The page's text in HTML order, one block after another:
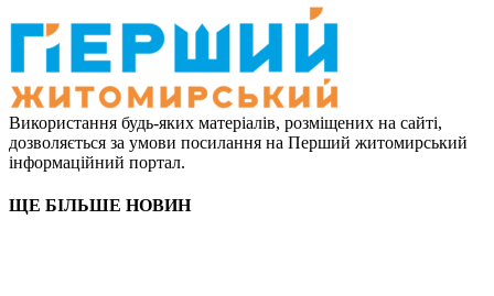
Використання будь-яких матеріалів, розміщених на сайті,
дозволяється за умови посилання на Перший житомирський
інформаційний портал.
ЩЕ БІЛЬШЕ НОВИН